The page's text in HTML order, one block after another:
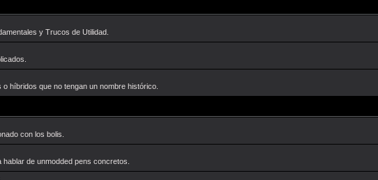
y Trucos de Utilidad.
o híbridos que no tengan un nombre histórico.
con los bolis.
hablar de unmodded pens concretos.